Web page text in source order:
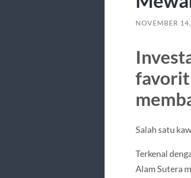
NOVEMBER
favorit
Salah satu
Terkenal
Alam Sutera